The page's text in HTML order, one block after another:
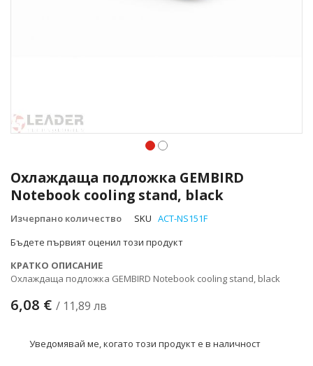
Охлаждаща подложка GEMBIRD
Notebook cooling stand, black
Изчерпано количество SKU ACT-NS151F
Бъдете първият оценил този продукт
КРАТКО ОПИСАНИЕ
Охлаждаща подложка GEMBIRD Notebook cooling stand, black
6,08 € / 11,89 лв
Уведомявай ме, когато този продукт е в наличност
към
началото
на
галерия
снимки